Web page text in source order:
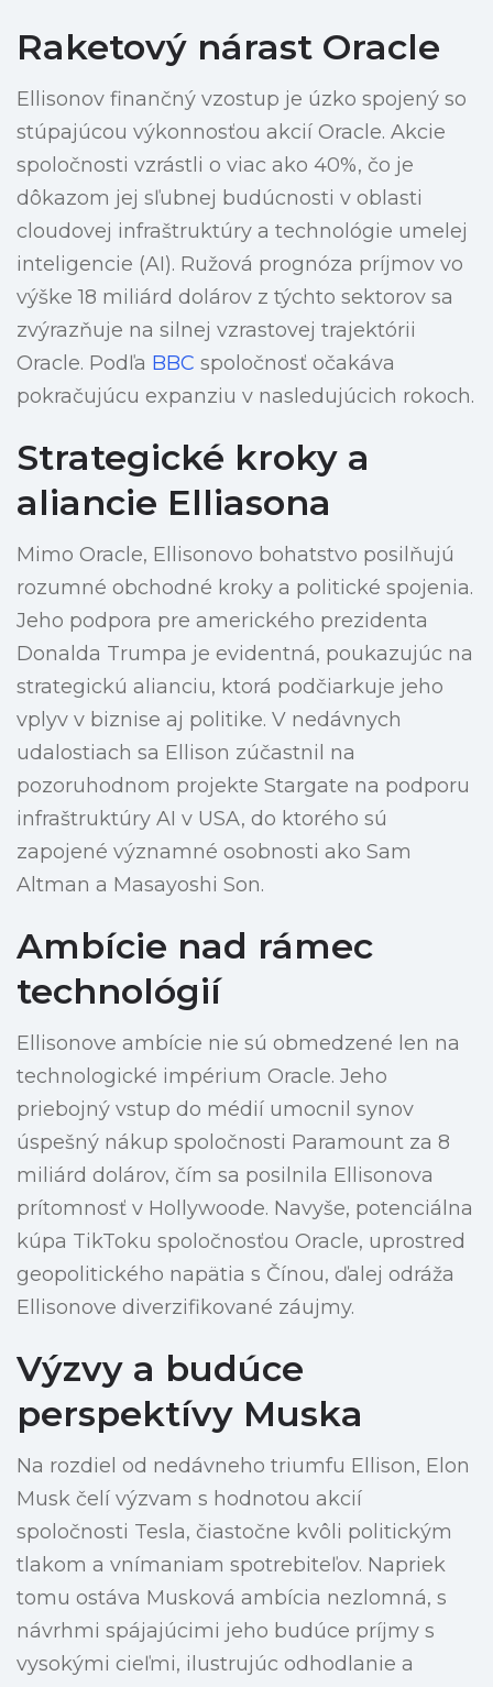
Raketový nárast Oracle
Ellisonov finančný vzostup je úzko spojený so
stúpajúcou výkonnosťou akcií Oracle. Akcie
spoločnosti vzrástli o viac ako 40%, čo je
dôkazom jej sľubnej budúcnosti v oblasti
cloudovej infraštruktúry a technológie umelej
inteligencie (AI). Ružová prognóza príjmov vo
výške 18 miliárd dolárov z týchto sektorov sa
zvýrazňuje na silnej vzrastovej trajektórii
Oracle. Podľa BBC spoločnosť očakáva
pokračujúcu expanziu v nasledujúcich rokoch.
Strategické kroky a
aliancie Elliasona
Mimo Oracle, Ellisonovo bohatstvo posilňujú
rozumné obchodné kroky a politické spojenia.
Jeho podpora pre amerického prezidenta
Donalda Trumpa je evidentná, poukazujúc na
strategickú alianciu, ktorá podčiarkuje jeho
vplyv v biznise aj politike. V nedávnych
udalostiach sa Ellison zúčastnil na
pozoruhodnom projekte Stargate na podporu
infraštruktúry AI v USA, do ktorého sú
zapojené významné osobnosti ako Sam
Altman a Masayoshi Son.
Ambície nad rámec
technológií
Ellisonove ambície nie sú obmedzené len na
technologické impérium Oracle. Jeho
priebojný vstup do médií umocnil synov
úspešný nákup spoločnosti Paramount za 8
miliárd dolárov, čím sa posilnila Ellisonova
prítomnosť v Hollywoode. Navyše, potenciálna
kúpa TikToku spoločnosťou Oracle, uprostred
geopolitického napätia s Čínou, ďalej odráža
Ellisonove diverzifikované záujmy.
Výzvy a budúce
perspektívy Muska
Na rozdiel od nedávneho triumfu Ellison, Elon
Musk čelí výzvam s hodnotou akcií
spoločnosti Tesla, čiastočne kvôli politickým
tlakom a vnímaniam spotrebiteľov. Napriek
tomu ostáva Musková ambícia nezlomná, s
návrhmi spájajúcimi jeho budúce príjmy s
vysokými cieľmi, ilustrujúc odhodlanie a